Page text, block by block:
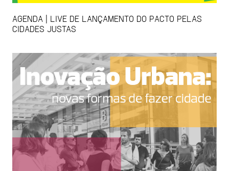
AGENDA | LIVE DE LANÇAMENTO DO PACTO PELAS
CIDADES JUSTAS